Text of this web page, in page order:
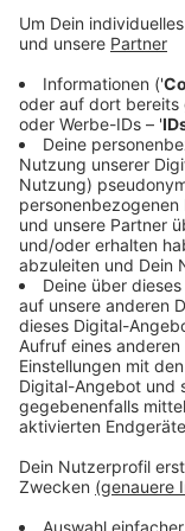
Handelskammer
bis Mitte
ist noch möglch.
Fachkräfte von
auf Stellensuche
Gespräche
SIHKhier.
Anzeige